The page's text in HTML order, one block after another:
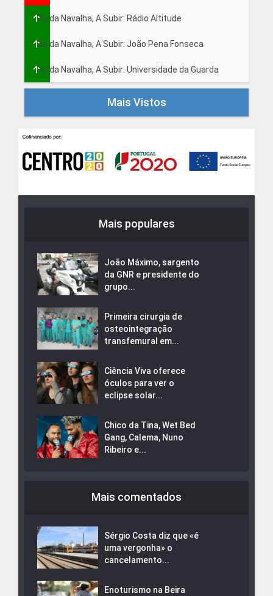
Fio da Navalha, A Subir: Rádio Altitude
Fio da Navalha, A Subir: João Pena Fonseca
Fio da Navalha, A Subir: Universidade da Guarda
Mais Vistos
Mais populares
João Máximo, sargento
da GNR e presidente do
grupo...
Primeira cirurgia de
osteointegração
transfemural em...
Ciência Viva oferece
óculos para ver o
eclipse solar...
Chico da Tina, Wet Bed
Gang, Calema, Nuno
Ribeiro e...
Mais comentados
Sérgio Costa diz que «é
uma vergonha» o
cancelamento...
Enoturismo na Beira